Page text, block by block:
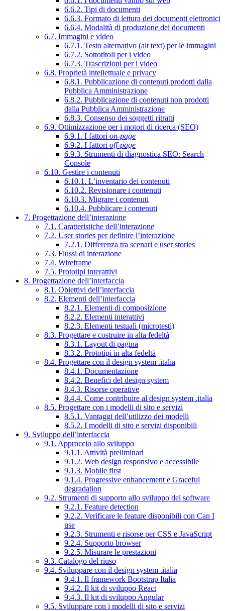
6.6.2. Tipi di documenti
6.6.3. Formato di lettura dei documenti elettronici
6.6.4. Modalità di produzione dei documenti
6.7. Immagini e video
6.7.1. Testo alternativo (alt text) per le immagini
6.7.2. Sottotitoli per i video
6.7.3. Trascrizioni per i video
6.8. Proprietà intellettuale e privacy
6.8.1. Pubblicazione di contenuti prodotti dalla
Pubblica Amministrazione
6.8.2. Pubblicazione di contenuti non prodotti
dalla Pubblica Amministrazione
6.8.3. Consenso dei soggetti ritratti
6.9. Ottimizzazione per i motori di ricerca (SEO)
6.9.1. I fattori on-page
6.9.2. I fattori off-page
6.9.3. Strumenti di diagnostica SEO: Search
Console
6.10. Gestire i contenuti
6.10.1. L’inventario dei contenuti
6.10.2. Revisionare i contenuti
6.10.3. Migrare i contenuti
6.10.4. Pubblicare i contenuti
7. Progettazione dell’interazione
7.1. Caratteristiche dell’interazione
7.2. User stories per definire l’interazione
7.2.1. Differenza tra scenari e user stories
7.3. Flussi di interazione
7.4. Wireframe
7.5. Prototipi interattivi
8. Progettazione dell’interfaccia
8.1. Obiettivi dell’interfaccia
8.2. Elementi dell’interfaccia
8.2.1. Elementi di composizione
8.2.2. Elementi interattivi
8.2.3. Elementi testuali (microtesti)
8.3. Progettare e costruire in alta fedeltà
8.3.1. Layout di pagina
8.3.2. Prototipi in alta fedeltà
8.4. Progettare con il design system .italia
8.4.1. Documentazione
8.4.2. Benefici del design system
8.4.3. Risorse operative
8.4.4. Come contribuire al design system .italia
8.5. Progettare con i modelli di sito e servizi
8.5.1. Vantaggi dell’utilizzo dei modelli
8.5.2. I modelli di sito e servizi disponibili
9. Sviluppo dell’interfaccia
9.1. Approccio allo sviluppo
9.1.1. Attività preliminari
9.1.2. Web design responsivo e accessibile
9.1.3. Mobile first
9.1.4. Progressive enhancement e Graceful
degradation
9.2. Strumenti di supporto allo sviluppo del software
9.2.1. Feature detection
9.2.2. Verificare le feature disponibili con Can I
use
9.2.3. Strumenti e risorse per CSS e JavaScript
9.2.4. Supporto browser
9.2.5. Misurare le prestazioni
9.3. Catalogo del riuso
9.4. Sviluppare con il design system .italia
9.4.1. Il framework Bootstrap Italia
9.4.2. Il kit di sviluppo React
9.4.3. Il kit di sviluppo Angular
9.5. Sviluppare con i modelli di sito e servizi